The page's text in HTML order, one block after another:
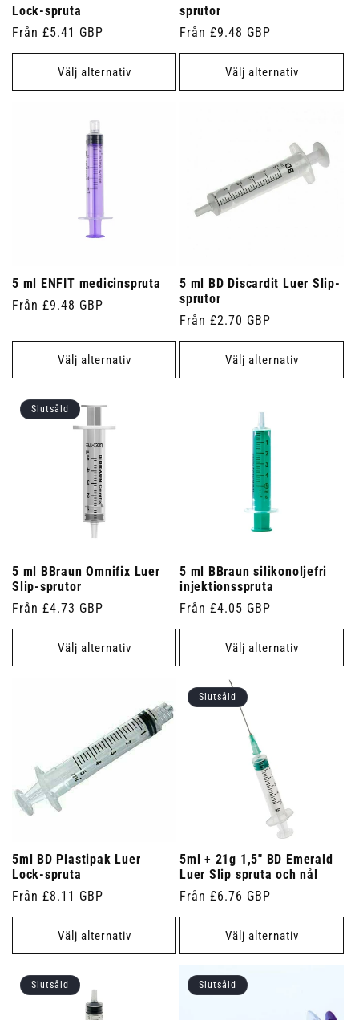
Lock-spruta
Ordinarie
pris
Från £5.41 GBP
Välj alternativ
sprutor
Ordinarie
pris
Från £9.48 GBP
Välj alternativ
5 ml ENFIT medicinspruta
Ordinarie
Från £9.48 GBP
Välj alternativ
5 ml BD Discardit Luer Slip-
sprutor
Ordinarie
pris
Från £2.70 GBP
Välj alternativ
Slutsåld
5 ml BBraun Omnifix Luer
Slip-sprutor
Ordinarie
pris
Från £4.73 GBP
Välj alternativ
5 ml BBraun silikonoljefri
injektionsspruta
Ordinarie
pris
Från £4.05 GBP
Välj alternativ
5ml BD Plastipak Luer
Lock-spruta
Ordinarie
pris
Från £8.11 GBP
Välj alternativ
Slutsåld
5ml + 21g 1,5" BD Emerald
Luer Slip spruta och nål
Ordinarie
pris
Från £6.76 GBP
Välj alternativ
Slutsåld Slutsåld